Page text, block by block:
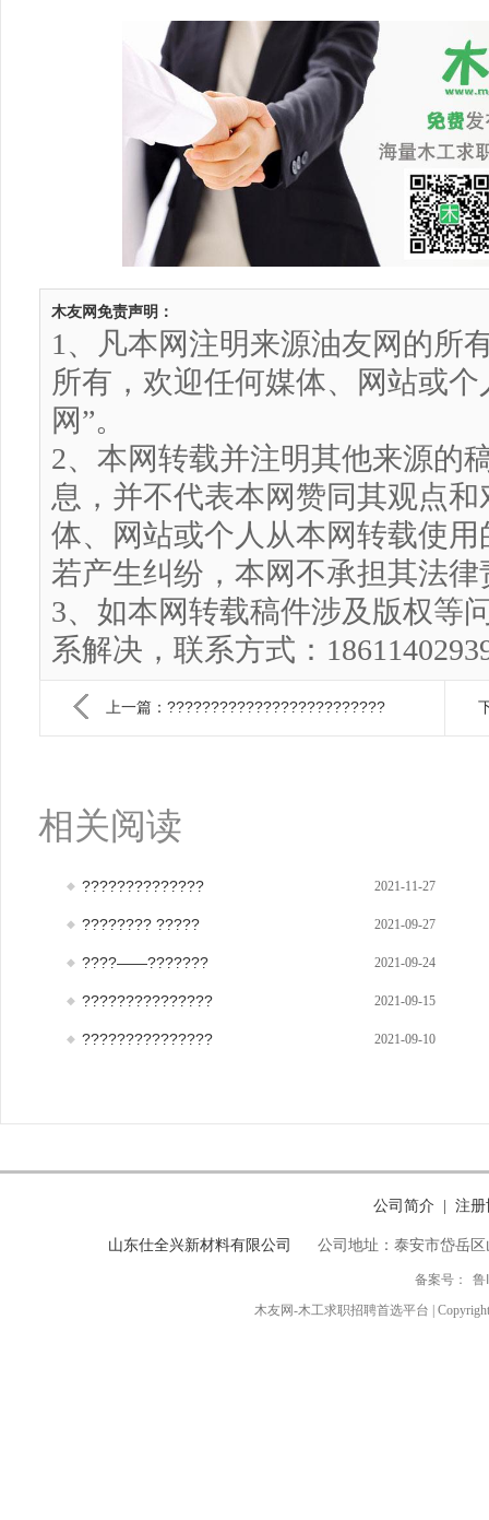
木友网免责声明：
1、凡本网注明来源油友网的所
所有，欢迎任何媒体、网站或
网”。
2、本网转载并注明其他来源的
息，并不代表本网赞同其观点
体、网站或个人从本网转载使
若产生纠纷，本网不承担其法律
3、如本网转载稿件涉及版权等
系解决，联系方式：
上一篇：?????????????????????????
相关阅读
?????????????? 2021-11-27
???????? ????? 2021-09-27
????——??????? 2021-09-24
??????????????? 2021-09-15
??????????????? 2021-09-10
公司简介 注册
山东仕全兴新材料有限公司 公司地址：泰安市岱岳
备案号：
鲁
木友网-木工求职招聘首选平台 |